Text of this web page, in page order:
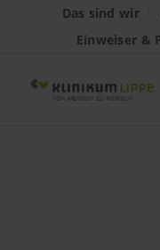
Das sind wir
Einweiser &